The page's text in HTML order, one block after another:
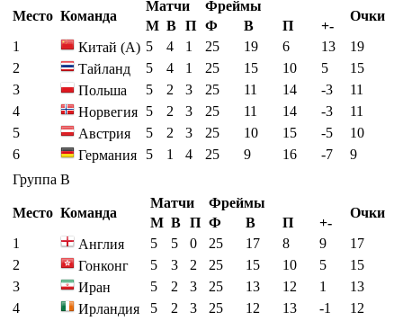
Место Команда
Матчи Фреймы
Очки
М В П Ф В П
+-
1
Китай (A) 5 4 1 25 19 6 13
19
2
Тайланд 5 4 1 25 15 10 5
15
3
Польша 5 2 3 25 11 14 -3
11
4
Норвегия 5 2 3 25 11 14 -3
11
5
Австрия 5 2 3 25 10 15 -5
10
6
Германия 5 1 4 25 9 16 -7
9
Группа B
Место Команда
Матчи Фреймы
Очки
М В П Ф В П
+-
1
Англия 5 5 0 25 17 8 9
17
2
Гонконг 5 3 2 25 15 10 5
15
3
Иран 5 2 3 25 13 12 1
13
4
Ирландия 5 2 3 25 12 13 -1
12